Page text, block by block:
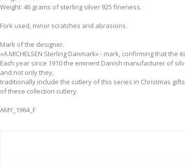
Weight: 46 grams of sterling silver 925 fineness.
Fork used, minor scratches and abrasions.
Mark of the designer.
«A.MICHELSEN Sterling Danmark» - mark, confirming that
Each year since 1910 the eminent Danish manufacturer of
and not only they,
traditionally include the cutlery of this series in Christmas
of these collection cutlery.
AMY_1964_F